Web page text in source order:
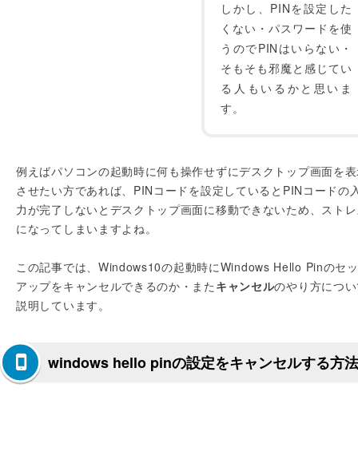
しかし、PINを設定した
くない・パスワードを使
うのでPINはいらない・
そもそも邪魔と感じてい
る人もいるかと思いま
す。
例えばパソコンの起動時に何も操作せずにデスクトップ画面を
させたい方であれば、PINコードを設定しているとPINコードの
力が完了しないとデスクトップ画面に移動できないため、スト
になってしまいますよね。
この記事では、Windows10の起動時にWindows Hello Pinのセ
アップをキャンセルできるのか・また キャンセルのやり方につ
説明しています。
windows hello pinの設定をキャンセルする方法